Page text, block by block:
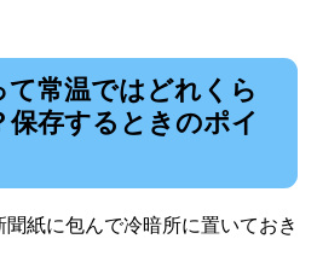
て常温ではどれくら
保存するときのポイ
紙に包んで冷暗所に置いておき